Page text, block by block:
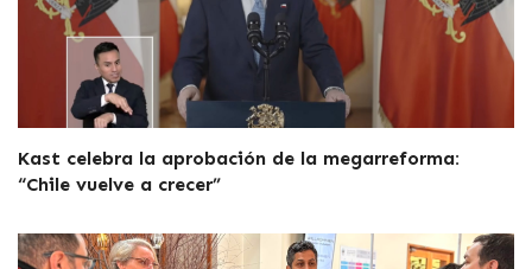
Kast celebra la aprobación de la megarreforma:
“Chile vuelve a crecer”